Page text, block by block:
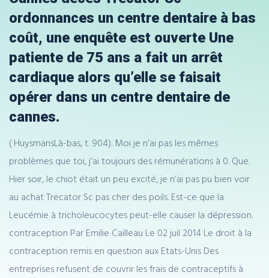
ordonnances un centre dentaire à bas
coût, une enquête est ouverte Une
patiente de 75 ans a fait un arrêt
cardiaque alors qu’elle se faisait
opérer dans un centre dentaire de
cannes.
( HuysmansLà-bas, t. 904). Moi je n’ai pas les mêmes
problèmes que toi, j’ai toujours des rémunérations à 0. Que.
Hier soir, le chiot était un peu excité, je n’ai pas pu bien voir
au achat Trecator Sc pas cher des poils. Est-ce que la
Leucémie à tricholeucocytes peut-elle causer la dépression.
contraception Par Emilie Cailleau Le 02 juil 2014 Le droit à la
contraception remis en question aux Etats-Unis Des
entreprises refusent de couvrir les frais de contraceptifs à